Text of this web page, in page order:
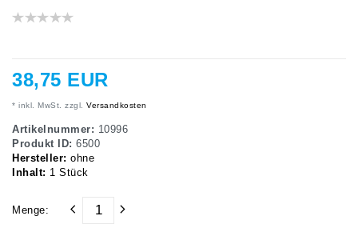
38,75 EUR
* inkl. MwSt. zzgl. Versandkosten
Artikelnummer: 10996
Produkt ID: 6500
Hersteller: ohne
Inhalt: 1 Stück
Menge: